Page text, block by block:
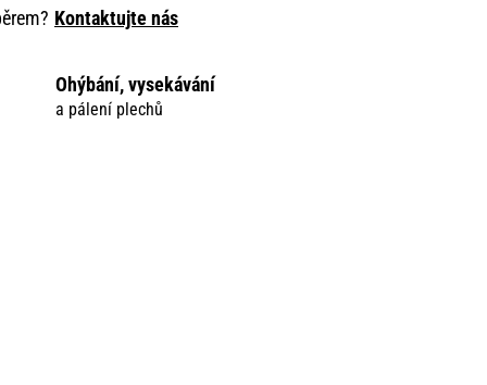
Kontaktujte nás
Ohýbání, vysekávání
a pálení plechů